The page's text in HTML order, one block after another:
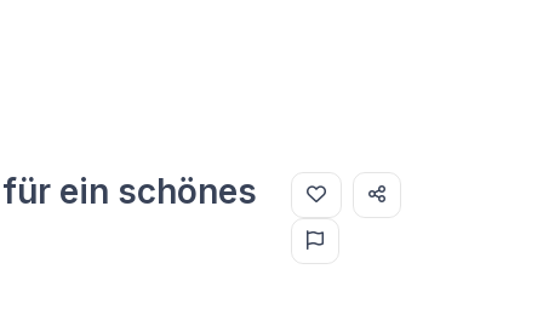
ein schönes